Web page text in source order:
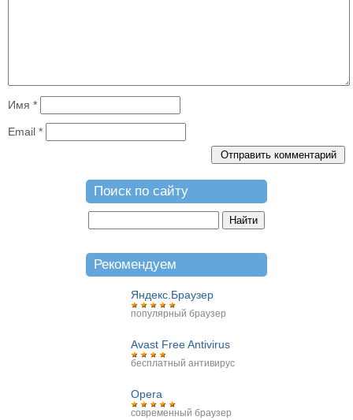
Имя *
Email *
Поиск по сайту
Рекомендуем
Яндекс.Браузер
популярный браузер
Avast Free Antivirus
бесплатный антивирус
Opera
современный браузер